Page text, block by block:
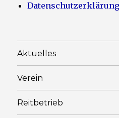
Datenschutzerklärung
Aktuelles
Verein
Reitbetrieb